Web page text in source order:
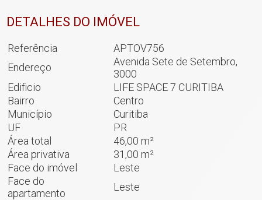
DETALHES DO IMÓVEL
Referência
APTOV756
Endereço
Avenida Sete de Setembro,
3000
Edificio
LIFE SPACE 7 CURITIBA
Bairro
Centro
Município
Curitiba
UF
PR
Área total
46,00 m²
Área privativa
31,00 m²
Face do imóvel
Leste
Face do
apartamento
Leste